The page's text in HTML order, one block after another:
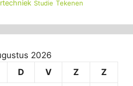
Studie Tekenen
2026
D V Z Z